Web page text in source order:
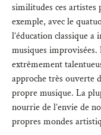
similitudes ces artistes
exemple, avec le
l’éducation classique
musiques improvisées.
extrêmement
approche très ouverte
propre musique. La
nourrie de l’envie de
propres mondes